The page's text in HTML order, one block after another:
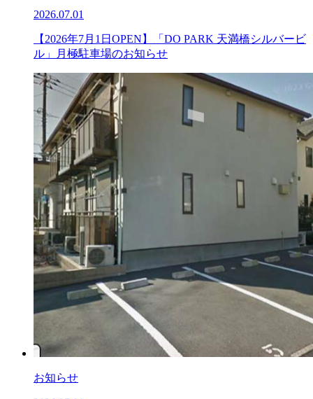
2026.07.01
【2026年7月1日OPEN】「DO PARK 天満橋シルバービ
ル」月極駐車場のお知らせ
お知らせ